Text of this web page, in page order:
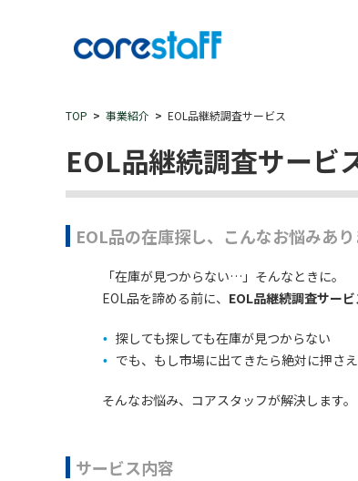
TOP 事業紹介 EOL品継続調査サービス
EOL品継続調査サービ
EOL品の在庫探し、こんなお悩みあり
「在庫が見つからない…」そんなときに。
EOL品を諦める前に、 EOL品継続調査サービ
探しても探しても在庫が見つからない
でも、もし市場に出てきたら絶対に押さ
そんなお悩み、コアスタッフが解決します。
サービス内容